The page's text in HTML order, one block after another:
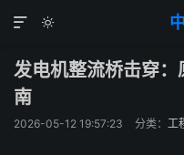


发电机整流桥击穿
南
2026-05-12 19:57:23 分类： 工